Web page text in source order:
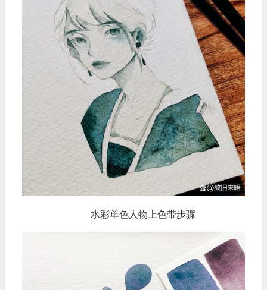
水彩单色人物上色带步骤